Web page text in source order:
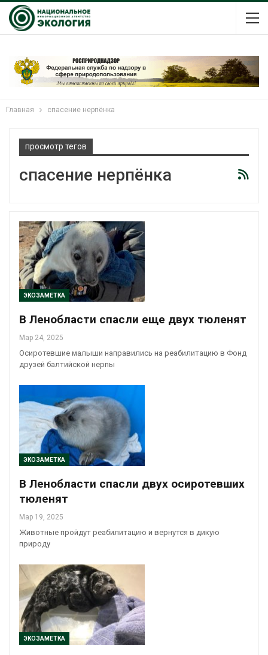
Главная спасение нерпёнка
просмотр тегов
спасение нерпёнка
ЭКОЗАМЕТКА
В Ленобласти спасли еще двух тюленят
Мар 24, 2025
Осиротевшие малыши направились на реабилитацию в Фонд
друзей балтийской нерпы
ЭКОЗАМЕТКА
В Ленобласти спасли двух осиротевших
тюленят
Мар 19, 2025
Животные пройдут реабилитацию и вернутся в дикую
природу
ЭКОЗАМЕТКА